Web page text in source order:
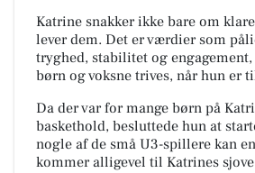
Katrine snakker ikke bare om
lever dem. Det er værdier som
tryghed, stabilitet og
børn og voksne trives, når hun er
Da der var for mange børn på
baskethold, besluttede hun at
nogle af de små U3-spillere kan
kommer alligevel til Katrines